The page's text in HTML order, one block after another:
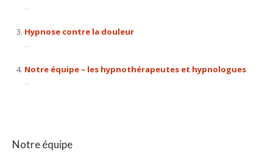
...
Hypnose contre la douleur
...
Notre équipe – les hypnothérapeutes et hypnologues
...
Notre équipe